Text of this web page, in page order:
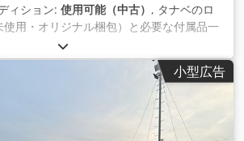
ィション: 使用可能（中古） , タナベのロ
用・オリジナル梱包）と必要な付属品一
す。1) ロータリーキルン：長さ17m、高さ
600mm増）、駆動部を含む幅2600mm、
0mm/8000mm、加熱能力：200kW、最高
レトルト交換と加熱アップグレードで
スクリューフィーダー、ロータリーキル
～2U/min、重量：約23500kg、別置き給
小型広告